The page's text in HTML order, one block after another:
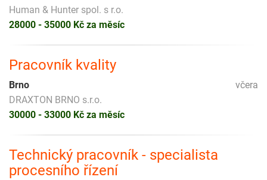
Human & Hunter spol. s r.o.
28000 - 35000 Kč za měsíc
Pracovník kvality
včera
Brno
DRAXTON BRNO s.r.o.
30000 - 33000 Kč za měsíc
Technický pracovník - specialista
procesního řízení